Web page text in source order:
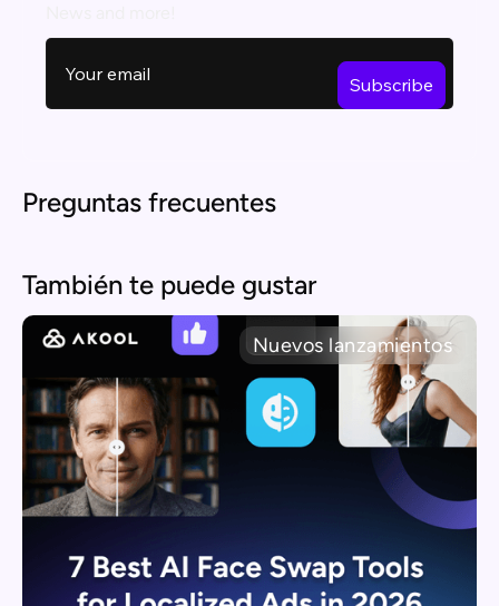
Preguntas frecuentes
También te puede gustar
Nuevos lanzamientos